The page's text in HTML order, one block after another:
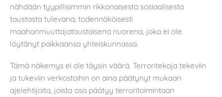
nähdään tyypillisimmin rikkonaisesta sosiaalisesta
taustasta tulevana, todennäköisesti
maahanmuuttajataustaisena nuorena, joka ei ole
löytänyt paikkaansa yhteiskunnassa.
Tämä näkemys ei ole täysin väärä. Terroritekoja tekeviin
ja tukeviin verkostoihin on aina päätynyt mukaan
ajelehtijoita, joista osa päätyy terroritoimintaan